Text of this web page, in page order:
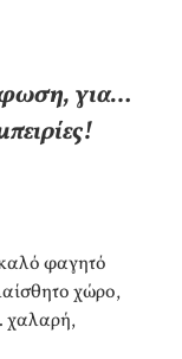
για…
φαγητό
χώρο,
χαλαρή,